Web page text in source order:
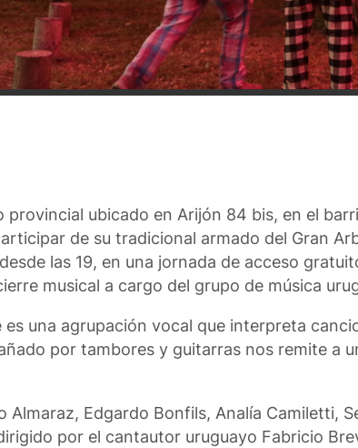
provincial ubicado en Arijón 84 bis, en el
de su tradicional armado del Gran
las 19, en una jornada de acceso
musical a cargo del grupo de música
es una agrupación vocal que interpreta
por tambores y guitarras nos remite a
Almaraz, Edgardo Bonfils, Analía Camiletti,
por el cantautor uruguayo Fabricio